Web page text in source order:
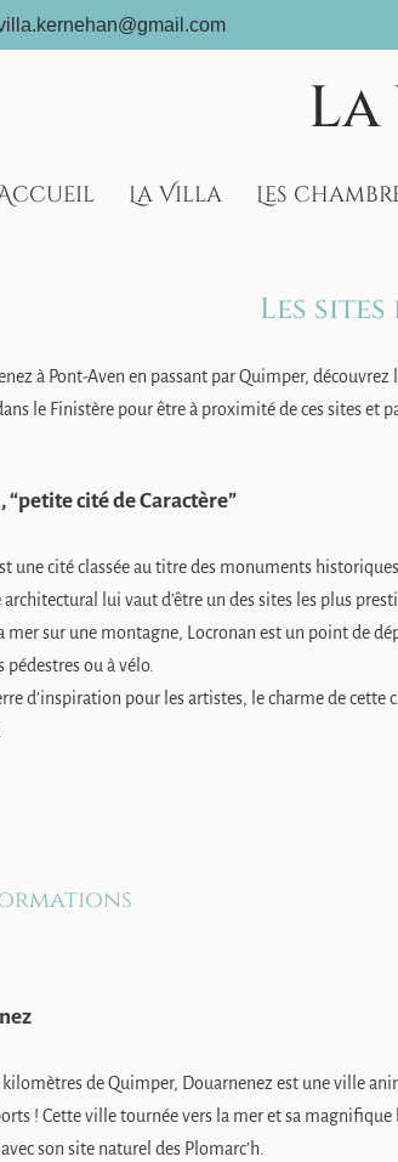
La Villa Les
Les
à Pont-Aven en passant par Quimper,
le Finistère pour être à proximité de ces sites et
“petite cité de Caractère”
une cité classée au titre des monuments
lui vaut d’être un des sites les plus
mer sur une montagne, Locronan est un point de
pédestres ou à vélo.
d’inspiration pour les artistes, le charme de cette
kilomètres de Quimper, Douarnenez est une ville
! Cette ville tournée vers la mer et sa magnifique
son site naturel des Plomarc’h.